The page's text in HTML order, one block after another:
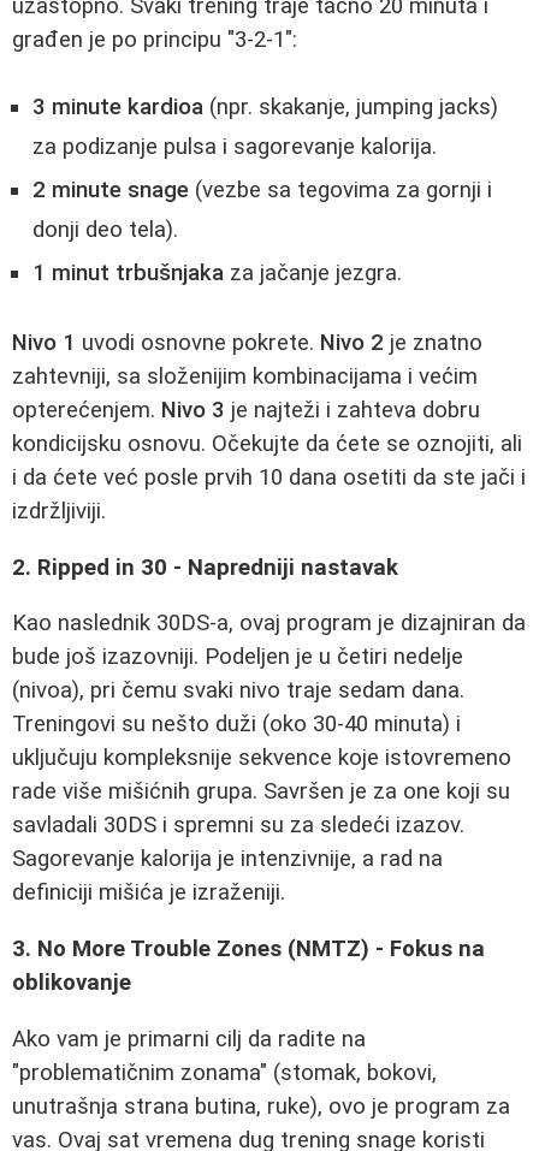
uzastopno. Svaki trening traje tačno 20 minuta i
građen je po principu "3-2-1":
3 minute kardioa (npr. skakanje, jumping jacks)
za podizanje pulsa i sagorevanje kalorija.
2 minute snage (vezbe sa tegovima za gornji i
donji deo tela).
1 minut trbušnjaka za jačanje jezgra.
Nivo 1 uvodi osnovne pokrete. Nivo 2 je znatno
zahtevniji, sa složenijim kombinacijama i većim
opterećenjem. Nivo 3 je najteži i zahteva dobru
kondicijsku osnovu. Očekujte da ćete se oznojiti, ali
i da ćete već posle prvih 10 dana osetiti da ste jači i
izdržljiviji.
2. Ripped in 30 - Napredniji nastavak
Kao naslednik 30DS-a, ovaj program je dizajniran da
bude još izazovniji. Podeljen je u četiri nedelje
(nivoa), pri čemu svaki nivo traje sedam dana.
Treningovi su nešto duži (oko 30-40 minuta) i
uključuju kompleksnije sekvence koje istovremeno
rade više mišićnih grupa. Savršen je za one koji su
savladali 30DS i spremni su za sledeći izazov.
Sagorevanje kalorija je intenzivnije, a rad na
definiciji mišića je izraženiji.
3. No More Trouble Zones (NMTZ) - Fokus na
oblikovanje
Ako vam je primarni cilj da radite na
"problematičnim zonama" (stomak, bokovi,
unutrašnja strana butina, ruke), ovo je program za
vas. Ovaj sat vremena dug trening snage koristi